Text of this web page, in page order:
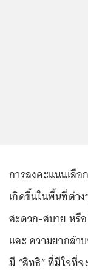
การลงคะแนนเลื
เกิดขึ้นในพื้นที่ต่า
สะดวก-สบาย หรื
และ ความยากลำ
มี “สิทธิ” ที่มีใจที่